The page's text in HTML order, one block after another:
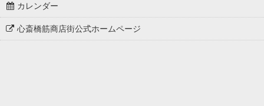
カレンダー
心斎橋筋商店街公式ホームページ